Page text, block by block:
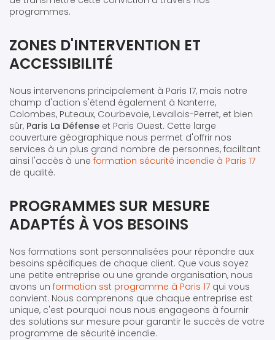
programmes.
ZONES D'INTERVENTION ET
ACCESSIBILITÉ
Nous intervenons principalement à Paris 17, mais notre
champ d'action s'étend également à Nanterre,
Colombes, Puteaux, Courbevoie, Levallois-Perret, et bien
sûr, Paris La Défense et Paris Ouest. Cette large
couverture géographique nous permet d'offrir nos
services à un plus grand nombre de personnes, facilitant
ainsi l'accès à une formation sécurité incendie à Paris 17
de qualité.
PROGRAMMES SUR MESURE
ADAPTÉS À VOS BESOINS
Nos formations sont personnalisées pour répondre aux
besoins spécifiques de chaque client. Que vous soyez
une petite entreprise ou une grande organisation, nous
avons un formation sst programme à Paris 17 qui vous
convient. Nous comprenons que chaque entreprise est
unique, c'est pourquoi nous nous engageons à fournir
des solutions sur mesure pour garantir le succès de votre
programme de sécurité incendie.